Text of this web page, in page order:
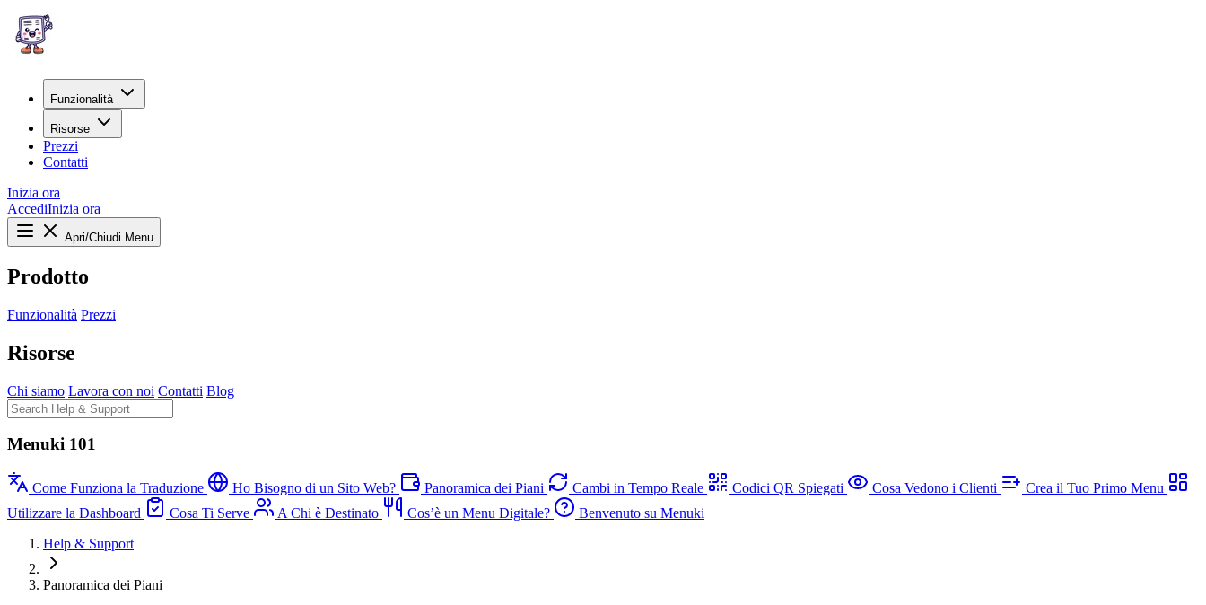
Funzionalità
Risorse
Prezzi
Contatti
Inizia ora
AccediInizia ora
Apri/Chiudi Menu
Prodotto
Funzionalità Prezzi
Risorse
Chi siamo Lavora con noi Contatti Blog
Menuki 101
Come Funziona la Traduzione Ho Bisogno di un Sito Web? Panoramica dei Piani Cambi in Tempo Reale Codici QR Spiegati Cosa Vedono i Clienti
Crea il Tuo Primo Menu
Utilizzare la Dashboard
Cosa Ti Serve A Chi è Destinato Cos’è un Menu Digitale?
Benvenuto su Menuki
Help & Support
Panoramica dei Piani